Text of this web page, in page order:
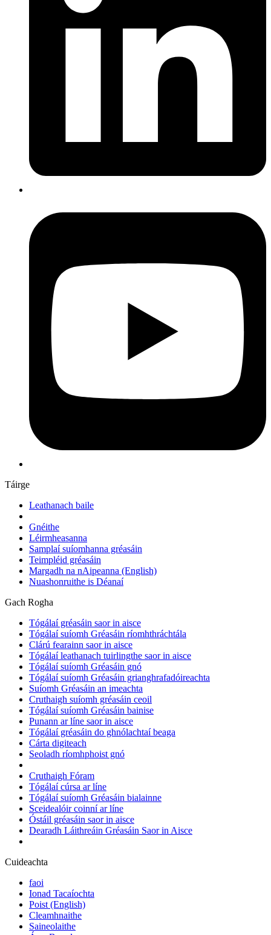
Táirge
Leathanach baile
Gnéithe
Léirmheasanna
Samplaí suíomhanna gréasáin
Teimpléid gréasáin
Margadh na nAipeanna (English)
Nuashonruithe is Déanaí
Gach Rogha
Tógálaí gréasáin saor in aisce
Tógálaí suíomh Gréasáin ríomhthráchtála
Clárú fearainn saor in aisce
Tógálaí leathanach tuirlingthe saor in aisce
Tógálaí suíomh Gréasáin gnó
Tógálaí suíomh Gréasáin grianghrafadóireachta
Suíomh Gréasáin an imeachta
Cruthaigh suíomh gréasáin ceoil
Tógálaí suíomh Gréasáin bainise
Punann ar líne saor in aisce
Tógálaí gréasáin do ghnólachtaí beaga
Cárta digiteach
Seoladh ríomhphoist gnó
Cruthaigh Fóram
Tógálaí cúrsa ar líne
Tógálaí suíomh Gréasáin bialainne
Sceidealóir coinní ar líne
Óstáil gréasáin saor in aisce
Dearadh Láithreáin Gréasáin Saor in Aisce
Cuideachta
faoi
Ionad Tacaíochta
Poist (English)
Cleamhnaithe
Saineolaithe